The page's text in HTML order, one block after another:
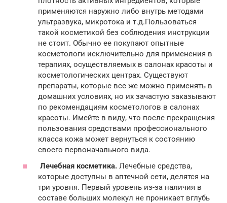
применяются наружно либо внутрь методами
ультразвука, микротока и т.д.Пользоваться
такой косметикой без соблюдения инструкции
не стоит. Обычно ее покупают опытные
косметологи исключительно для применения в
терапиях, осуществляемых в салонах красоты и
косметологических центрах. Существуют
препараты, которые все же можно применять в
домашних условиях, но их зачастую заказывают
по рекомендациям косметологов в салонах
красоты. Имейте в виду, что после прекращения
пользования средствами профессионального
класса кожа может вернуться к состоянию
своего первоначального вида.
Лечебная косметика. Лечебные средства,
которые доступны в аптечной сети, делятся на
три уровня. Первый уровень из-за наличия в
составе больших молекул не проникает вглубь